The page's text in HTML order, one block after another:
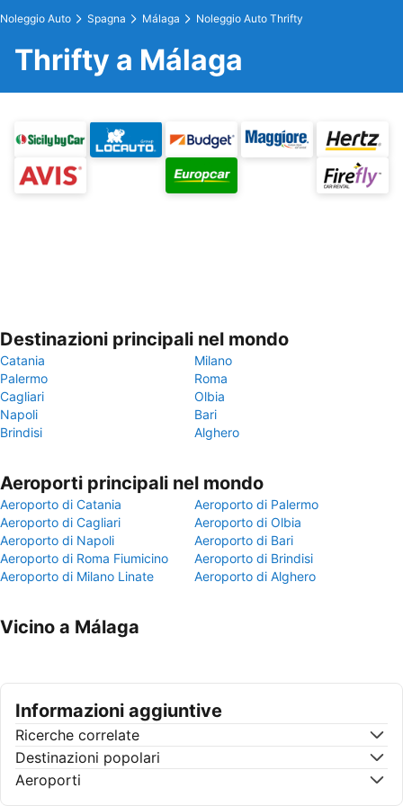
Noleggio Auto Spagna Málaga Noleggio Auto Thrifty
Thrifty a Málaga
Destinazioni principali nel mondo
Catania
Milano
Palermo
Roma
Cagliari
Olbia
Napoli
Bari
Brindisi
Alghero
Aeroporti principali nel mondo
Aeroporto di Catania
Aeroporto di Palermo
Aeroporto di Cagliari
Aeroporto di Olbia
Aeroporto di Napoli
Aeroporto di Bari
Aeroporto di Roma Fiumicino
Aeroporto di Brindisi
Aeroporto di Milano Linate
Aeroporto di Alghero
Vicino a Málaga
Informazioni aggiuntive
Ricerche correlate
Destinazioni popolari
Aeroporti